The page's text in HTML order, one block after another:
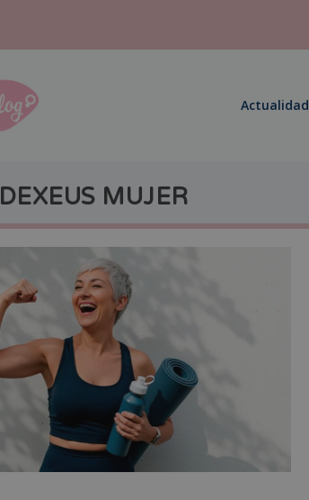
Actualidad
DEXEUS MUJER